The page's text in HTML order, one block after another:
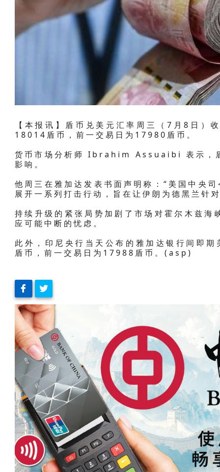
【本报讯】盾币兑美元汇率周三（7月8日
18014盾币，前一交易日为17980盾币。
货币市场分析师 Ibrahim Assuaibi 表示，
影响。
他周三在雅加达发表书面声明称：“美国中央
展开一系列打击行动，旨在让伊朗为德黑兰针
持续升级的紧张局势加剧了市场对霍尔木兹
应可能中断的忧虑。
此外，印尼央行当天公布的雅加达银行间即
盾币，前一交易日为17988盾币。(asp)